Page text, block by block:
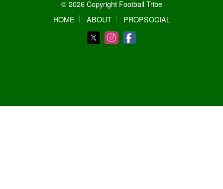
© 2026 Copyright Football Tribe
HOME
ABOUT PROPSOCIAL